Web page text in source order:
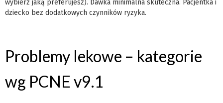
wybierz jaką preferujesz). Dawka minimalna skuteczna. Pacjentka i
dziecko bez dodatkowych czynników ryzyka.
Problemy lekowe – kategorie
wg PCNE v9.1